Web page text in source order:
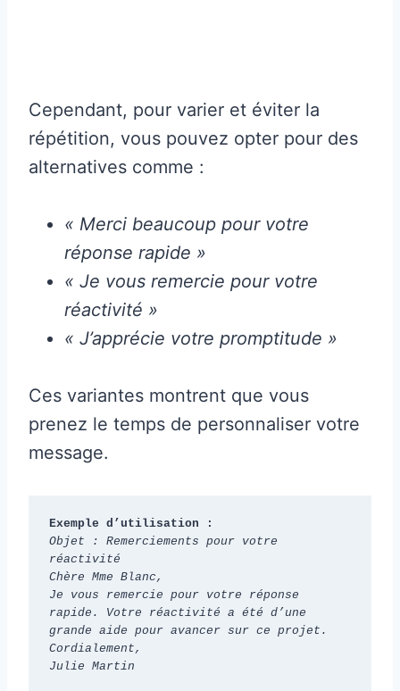
Cependant, pour varier et éviter la
répétition, vous pouvez opter pour des
alternatives comme :
« Merci beaucoup pour votre
réponse rapide »
« Je vous remercie pour votre
réactivité »
« J’apprécie votre promptitude »
Ces variantes montrent que vous
prenez le temps de personnaliser votre
message.
Exemple d’utilisation :
Objet : Remerciements pour votre
réactivité
Chère Mme Blanc,
Je vous remercie pour votre réponse
rapide. Votre réactivité a été d’une
grande aide pour avancer sur ce projet.
Cordialement,
Julie Martin